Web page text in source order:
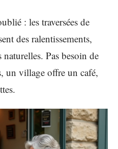
: les traversées de
des ralentissements,
naturelles. Pas besoin de
un village offre un café,